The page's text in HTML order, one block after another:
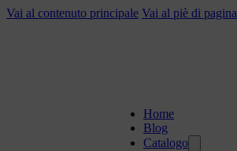
Vai al contenuto principale Vai al piè di pagina
Home
Blog
Catalogo